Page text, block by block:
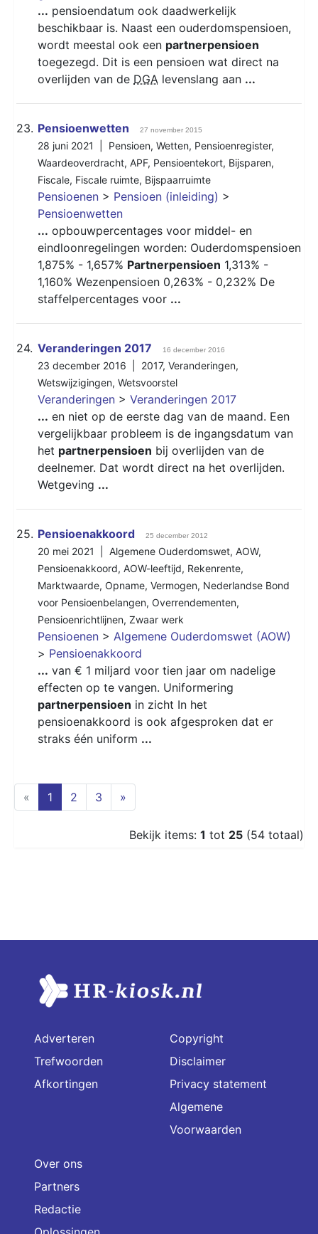
... pensioendatum ook daadwerkelijk
beschikbaar is. Naast een ouderdomspensioen,
wordt meestal ook een partnerpensioen
toegezegd. Dit is een pensioen wat direct na
overlijden van de DGA levenslang aan ...
23. Pensioenwetten 27 november 2015
28 juni 2021 | Pensioen, Wetten, Pensioenregister,
Waardeoverdracht, APF, Pensioentekort, Bijsparen,
Fiscale, Fiscale ruimte, Bijspaarruimte
Pensioenen > Pensioen (inleiding) >
Pensioenwetten
... opbouwpercentages voor middel- en
eindloonregelingen worden: Ouderdomspensioen
1,875% - 1,657% Partnerpensioen 1,313% -
1,160% Wezenpensioen 0,263% - 0,232% De
staffelpercentages voor ...
24. Veranderingen 2017 16 december 2016
23 december 2016 | 2017, Veranderingen,
Wetswijzigingen, Wetsvoorstel
Veranderingen > Veranderingen 2017
... en niet op de eerste dag van de maand. Een
vergelijkbaar probleem is de ingangsdatum van
het partnerpensioen bij overlijden van de
deelnemer. Dat wordt direct na het overlijden.
Wetgeving ...
25. Pensioenakkoord 25 december 2012
20 mei 2021 | Algemene Ouderdomswet, AOW,
Pensioenakkoord, AOW-leeftijd, Rekenrente,
Marktwaarde, Opname, Vermogen, Nederlandse Bond
voor Pensioenbelangen, Overrendementen,
Pensioenrichtlijnen, Zwaar werk
Pensioenen > Algemene Ouderdomswet (AOW)
> Pensioenakkoord
... van € 1 miljard voor tien jaar om nadelige
effecten op te vangen. Uniformering
partnerpensioen in zicht In het
pensioenakkoord is ook afgesproken dat er
straks één uniform ...
« 1 (current)
2 3 »
Bekijk items: 1 tot 25 (54 totaal)
Adverteren
Trefwoorden
Afkortingen
Copyright
Disclaimer
Privacy statement
Algemene
Voorwaarden
Over ons
Partners
Redactie